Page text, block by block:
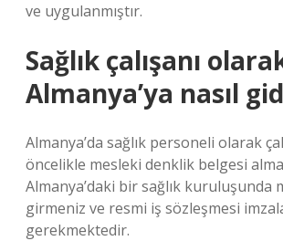
ve uygulanmıştır.
Sağlık çalışanı
Almanya’ya nasıl
Almanya’da sağlık personeli olarak
öncelikle mesleki denklik belgesi
Almanya’daki bir sağlık kuruluşunda
girmeniz ve resmi iş sözleşmesi
gerekmektedir.